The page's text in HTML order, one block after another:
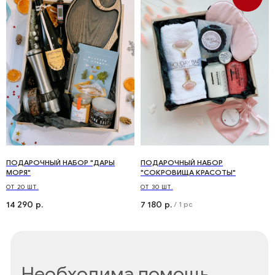
ПОДАРОЧНЫЙ НАБОР "ДАРЫ
МОРЯ"
ОТ 20 ШТ.
14 290 р.
ПОДАРОЧНЫЙ НАБОР
"СОКРОВИЩА КРАСОТЫ"
ОТ 30 ШТ.
7 180 р. / 1 pc
+7
Отправить
+7 (499) 136-06-00